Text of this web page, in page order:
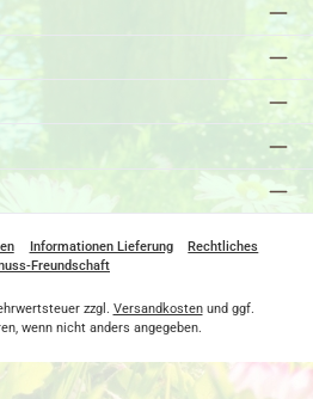
Informationen Lieferung
Rechtliches
Freundschaft
zzgl. Versandkostenund ggf.
wenn nicht anders angegeben.